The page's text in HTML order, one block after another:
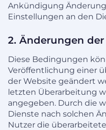
Ankündigung
Einstellungen an den
2. Änderungen
Diese Bedingungen
Veröffentlichung einer
der Website geändert
letzten Überarbeitung
angegeben. Durch die
Dienste nach solchen
Nutzer die